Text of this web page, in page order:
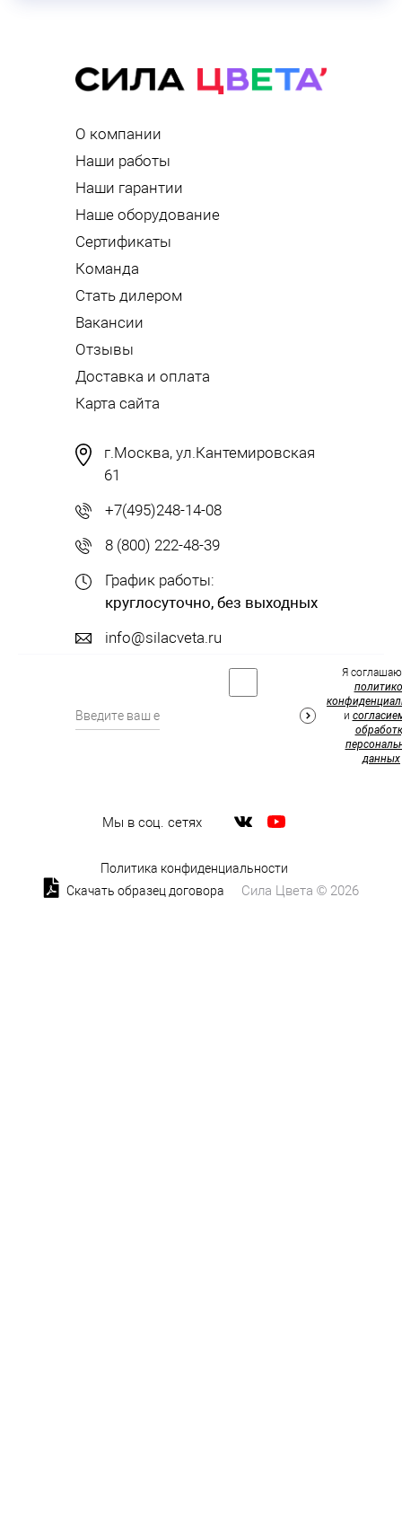
О компании
Наши работы
Наши гарантии
Наше оборудование
Сертификаты
Команда
Стать дилером
Вакансии
Отзывы
Доставка и оплата
Карта сайта
г.Москва, ул.Кантемировская
61
+7(495)248-14-08
8 (800) 222-48-39
График работы:
круглосуточно, без выходных
info@silacveta.ru
Мы в соц. сетях
Я
и
данных
Политика конфиденциальности
Скачать образец договора
Сила Цвета © 2026